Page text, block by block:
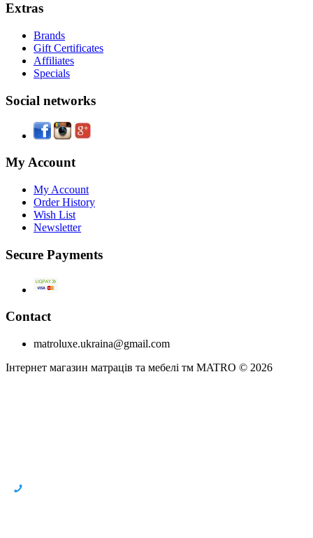
Extras
Brands
Gift Certificates
Affiliates
Specials
Social networks
My Account
My Account
Order History
Wish List
Newsletter
Secure Payments
Contact
matroluxe.ukraina@gmail.com
Інтернет магазин матраців та мебелі тм MATRO © 2026